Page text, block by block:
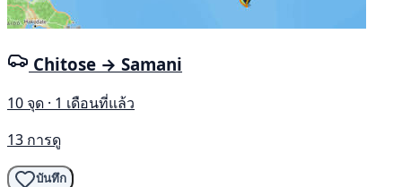
Chitose → Samani
10 จุด · 1 เดือนที่แล้ว
13 การดู
บันทึก